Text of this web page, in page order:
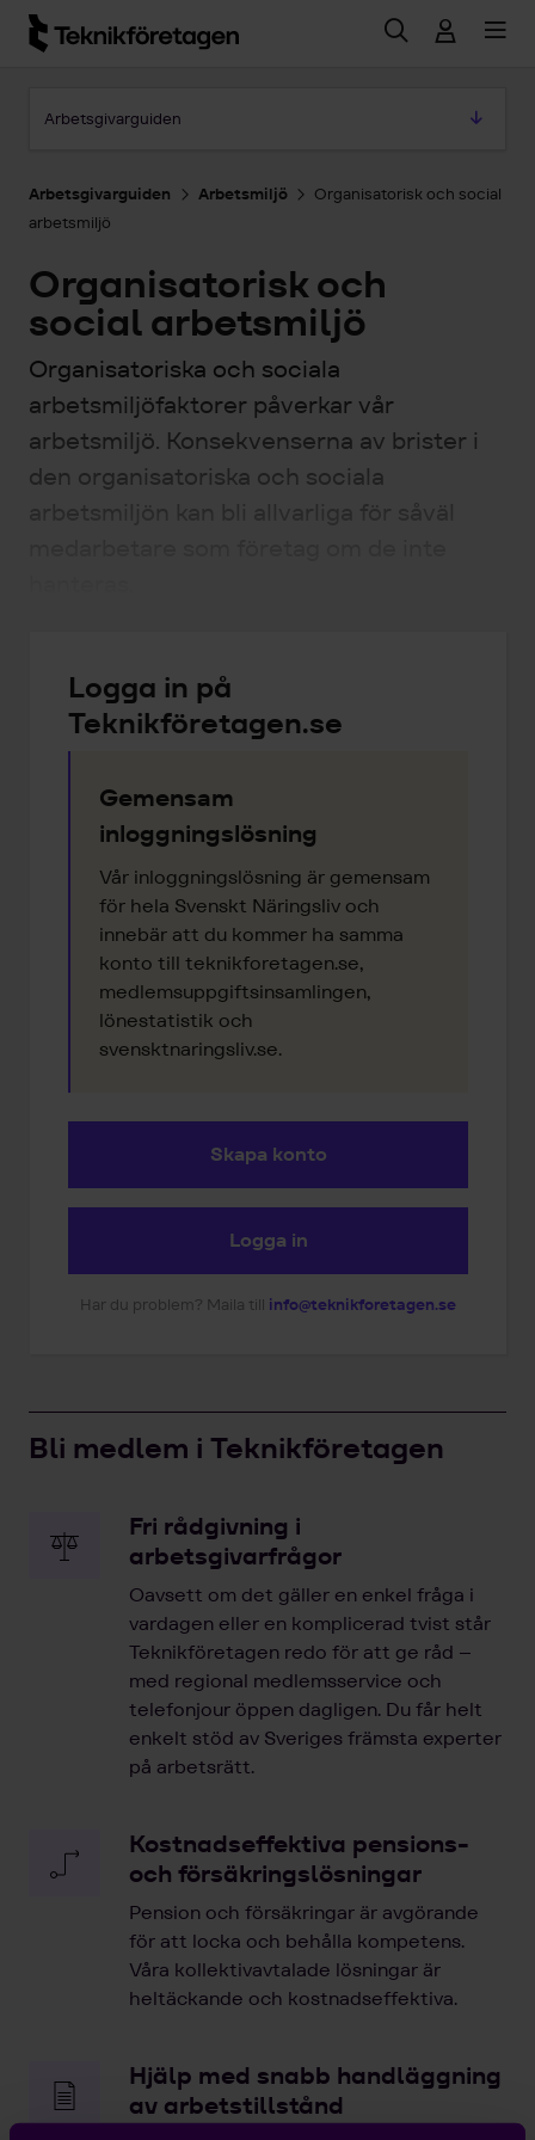
Hoppa till huvudinnehåll
Arbetsgivarguiden Arbetsmiljö
Organisatorisk och social
arbetsmiljö
Organisatorisk och
social arbetsmiljö
Organisatoriska och sociala
arbetsmiljöfaktorer påverkar vår
arbetsmiljö. Konsekvenserna av brister i
den organisatoriska och sociala
Logga in på
Teknikföretagen.se
Gemensam
inloggningslösning
Vår inloggningslösning är gemensam
för hela Svenskt Näringsliv och
innebär att du kommer ha samma
konto till teknikforetagen.se,
medlemsuppgiftsinsamlingen,
lönestatistik och
svensktnaringsliv.se.
Skapa konto
Logga in
Har du problem? Maila till info@teknikforetagen.se
Bli medlem i Teknikföretagen
Fri rådgivning i
arbetsgivarfrågor
Oavsett om det gäller en enkel fråga i
vardagen eller en komplicerad tvist står
Teknikföretagen redo för att ge råd –
med regional medlemsservice och
telefonjour öppen dagligen. Du får helt
enkelt stöd av Sveriges främsta experter
på arbetsrätt.
Kostnadseffektiva pensions-
och försäkringslösningar
Pension och försäkringar är avgörande
för att locka och behålla kompetens.
Våra kollektivavtalade lösningar är
heltäckande och kostnadseffektiva.
Hjälp med snabb handläggning
av arbetstillstånd
Arbetsgivarguiden